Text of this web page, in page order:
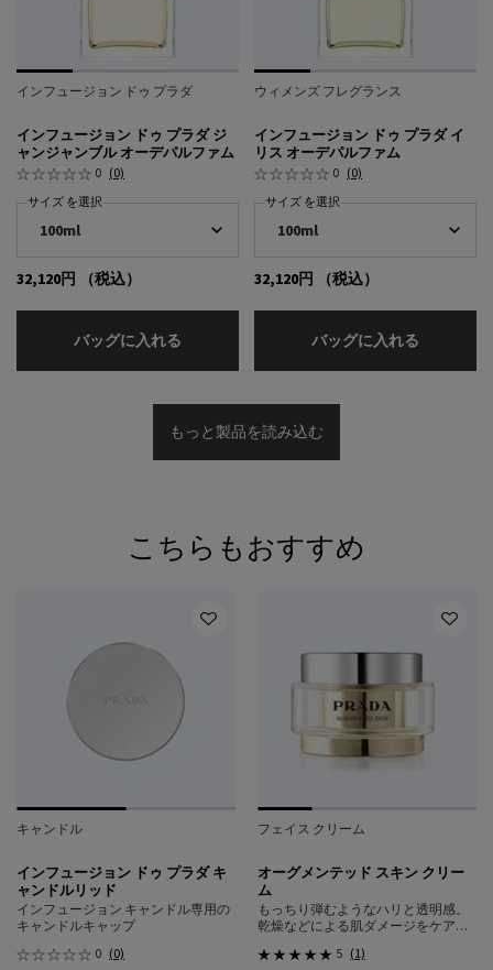
インフュージョン ドゥ プラダ
インフュージョン ドゥ プラダ ジ
ャンジャンブル オーデパルファム
0 (0)
サイズ を選択
32,120円 （税込）
バッグに入れる インフュージョン ドゥ プラダ ジャンジャ
ウィメンズ フレグランス
インフュージョン ドゥ プラダ イ
リス オーデパルファム
0 (0)
サイズ を選択
32,120円 （税込）
バッグに入れる
もっと製品を読み込む
こちらもおすすめ
キャンドル
インフュージョン ドゥ プラダ キ
ャンドルリッド
インフュージョン キャンドル専用の
キャンドルキャップ
0 (0)
フェイス クリーム
オーグメンテッド スキン クリー
ム
もっちり弾むようなハリと透明感。
乾燥などによる肌ダメージをケア
ーム
5 (1)